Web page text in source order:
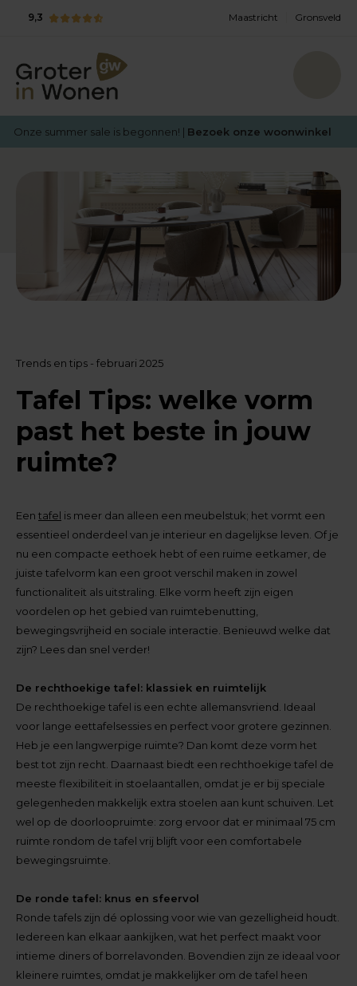
9,3 Maastricht Gronsveld
Onze summer sale is begonnen! | Bezoek onze woonwinkel
Trends en tips - februari 2025
Tafel Tips: welke vorm
past het beste in jouw
ruimte?
Een tafel is meer dan alleen een meubelstuk; het vormt een
essentieel onderdeel van je interieur en dagelijkse leven. Of je
nu een compacte eethoek hebt of een ruime eetkamer, de
juiste tafelvorm kan een groot verschil maken in zowel
functionaliteit als uitstraling. Elke vorm heeft zijn eigen
voordelen op het gebied van ruimtebenutting,
bewegingsvrijheid en sociale interactie. Benieuwd welke dat
zijn? Lees dan snel verder!
De rechthoekige tafel: klassiek en ruimtelijk
De rechthoekige tafel is een echte allemansvriend. Ideaal
voor lange eettafelsessies en perfect voor grotere gezinnen.
Heb je een langwerpige ruimte? Dan komt deze vorm het
best tot zijn recht. Daarnaast biedt een rechthoekige tafel de
meeste flexibiliteit in stoelaantallen, omdat je er bij speciale
gelegenheden makkelijk extra stoelen aan kunt schuiven. Let
wel op de doorloopruimte: zorg ervoor dat er minimaal 75 cm
ruimte rondom de tafel vrij blijft voor een comfortabele
bewegingsruimte.
De ronde tafel: knus en sfeervol
Ronde tafels zijn dé oplossing voor wie van gezelligheid houdt.
Iedereen kan elkaar aankijken, wat het perfect maakt voor
intieme diners of borrelavonden. Bovendien zijn ze ideaal voor
kleinere ruimtes, omdat je makkelijker om de tafel heen